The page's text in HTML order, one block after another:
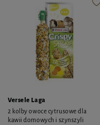
Versele Laga
2 kolby owoce cytrusowe dla
kawii domowych i szynszyli